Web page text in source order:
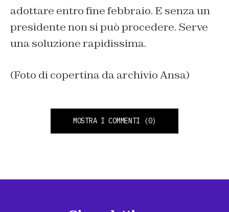
adottare entro fine febbraio. E senza un
presidente non si può procedere. Serve
una soluzione rapidissima.
(Foto di copertina da archivio Ansa)
MOSTRA I COMMENTI (0)